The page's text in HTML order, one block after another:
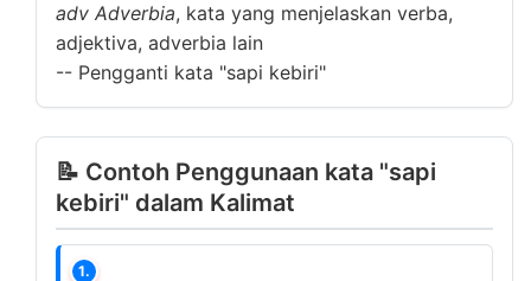
adv Adverbia, kata yang menjelaskan verba,
adjektiva, adverbia lain
-- Pengganti kata "sapi kebiri"
📝 Contoh Penggunaan kata "sapi
kebiri" dalam Kalimat
1.